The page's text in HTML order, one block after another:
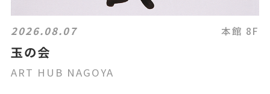
2026.08.07 本館 8F
玉の会
ART HUB NAGOYA